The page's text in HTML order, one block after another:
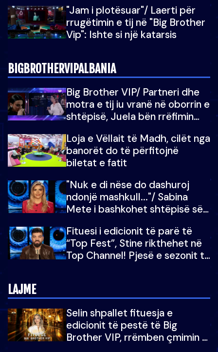
"Jam i plotësuar"/ Laerti për
rrugëtimin e tij në "Big Brother
Vip": Ishte si një katarsis
BIGBROTHERVIPALBANIA
Big Brother VIP/ Partneri dhe
motra e tij iu vranë në oborrin e
shtëpisë, Juela bën rrëfimin
do të martoheshim, por zemra
mu copëtua
Loja e Vëllait të Madh, cilët nga
banorët do të përfitojnë
biletat e fatit
"Nuk e di nëse do dashuroj
ndonjë mashkull..."/ Sabina
Mete i bashkohet shtëpisë së
për në fund!
Fituesi i edicionit të parë të
“Top Fest”, Stine rikthehet në
Top Channel! Pjesë e sezonit të
LAJME
Selin shpallet fituesja e
edicionit të pestë të Big
Brother VIP, rrëmben çmimin e